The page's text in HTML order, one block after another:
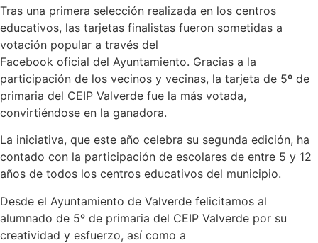
Tras una primera selección realizada en los centros
educativos, las tarjetas finalistas fueron sometidas a
votación popular a través del
Facebook oficial del Ayuntamiento. Gracias a la
participación de los vecinos y vecinas, la tarjeta de 5º de
primaria del CEIP Valverde fue la más votada,
convirtiéndose en la ganadora.
La iniciativa, que este año celebra su segunda edición, ha
contado con la participación de escolares de entre 5 y 12
años de todos los centros educativos del municipio.
Desde el Ayuntamiento de Valverde felicitamos al
alumnado de 5º de primaria del CEIP Valverde por su
creatividad y esfuerzo, así como a